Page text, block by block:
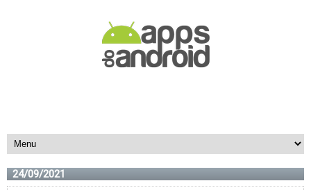
24/09/2021